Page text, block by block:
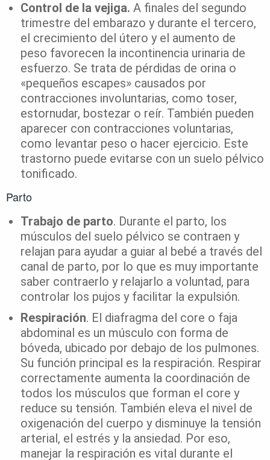
Control de la vejiga. A finales del segundo
trimestre del embarazo y durante el tercero,
el crecimiento del útero y el aumento de
peso favorecen la incontinencia urinaria de
esfuerzo. Se trata de pérdidas de orina o
«pequeños escapes» causados por
contracciones involuntarias, como toser,
estornudar, bostezar o reír. También pueden
aparecer con contracciones voluntarias,
como levantar peso o hacer ejercicio. Este
trastorno puede evitarse con un suelo pélvico
tonificado.
Parto
Trabajo de parto. Durante el parto, los
músculos del suelo pélvico se contraen y
relajan para ayudar a guiar al bebé a través del
canal de parto, por lo que es muy importante
saber contraerlo y relajarlo a voluntad, para
controlar los pujos y facilitar la expulsión.
Respiración. El diafragma del core o faja
abdominal es un músculo con forma de
bóveda, ubicado por debajo de los pulmones.
Su función principal es la respiración. Respirar
correctamente aumenta la coordinación de
todos los músculos que forman el core y
reduce su tensión. También eleva el nivel de
oxigenación del cuerpo y disminuye la tensión
arterial, el estrés y la ansiedad. Por eso,
manejar la respiración es vital durante el